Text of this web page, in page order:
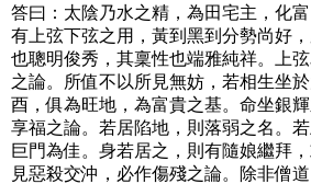
答曰：太陰乃水之精，為田宅主，化
有上弦下弦之用，黃到黑到分勢尚好
也聰明俊秀，其稟性也端雅純祥。上
之論。所值不以所見無妨，若相生坐
酉，俱為旺地，為富貴之基。命坐銀
享福之論。若居陷地，則落弱之名。
巨門為佳。身若居之，則有隨娘繼拜
見惡殺交沖，必作傷殘之論。除非僧